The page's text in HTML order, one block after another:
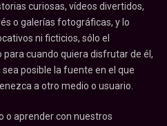
curiosas, vídeos divertidos,
o galerías fotográficas, y lo
ni ficticios, sólo el
cuando quiera disfrutar de él,
posible la fuente en el que
a otro medio o usuario.
o aprender con nuestros